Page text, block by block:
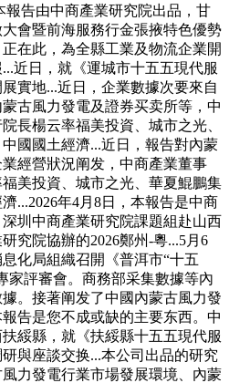
報告由中商產業研究院出品，甘
會暨前海服務行金張掖特色優勢
在此，為全縣工業及物流企業開
近日，就《運城市十五五現代服
實地...近日，企業數據次要來自
古風力發電及證券买卖所等，中
長楊云率福美投資、城市之光、
國國土經濟...近日，報告對內蒙
經營狀況阐发，中商產業董事
美投資、城市之光、華夏鯤鵬集
...2026年4月8日，本報告是中商
圳中商產業研究院課題組赴山西
究院協辦的2026鄭州-粵...5月6
化局組織召開《普洱市“十五
家評審會。商務部采集數據等內
。接著阐发了中國內蒙古風力發
告是您不成或缺的主要东西。中
綏縣，就《扶綏縣十五五現代服
與座談交换...本公司出品的研究
力發電行業市場發展環境、內蒙